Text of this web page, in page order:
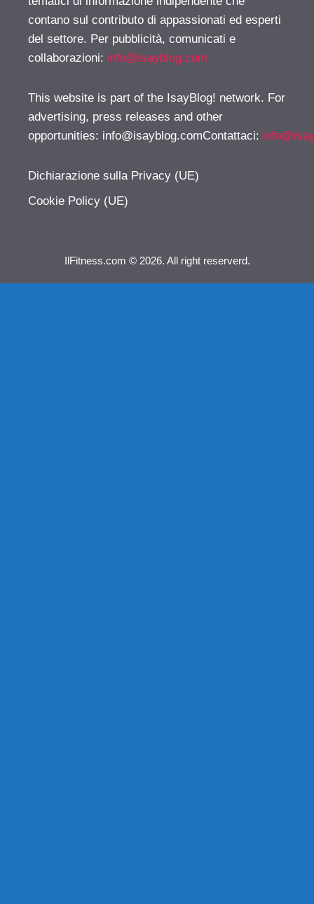
contano sul contributo di appassionati ed esperti
del settore. Per pubblicità, comunicati e
collaborazioni: info@isayblog.com
This website is part of the IsayBlog! network. For
advertising, press releases and other
opportunities: info@isayblog.comContattaci:
Dichiarazione sulla Privacy (UE)
Cookie Policy (UE)
IlFitness.com © 2026. All right reserverd.